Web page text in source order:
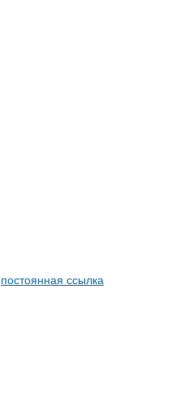
постоянная ссылка